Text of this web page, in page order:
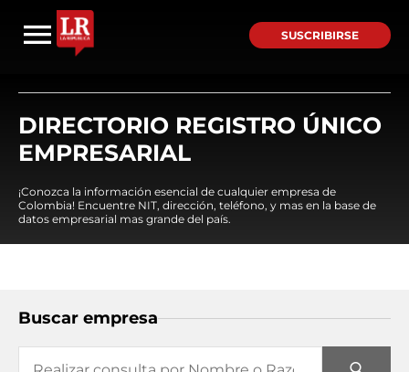
SUSCRIBIRSE
DIRECTORIO REGISTRO ÚNICO
EMPRESARIAL
¡Conozca la información esencial de cualquier empresa de
Colombia! Encuentre NIT, dirección, teléfono, y mas en la base de
datos empresarial mas grande del país.
Buscar empresa